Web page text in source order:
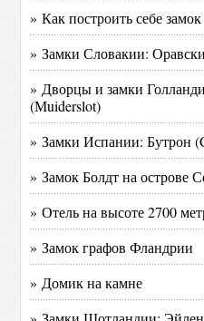
» Как построить себе замок
» Замки Словакии:
» Дворцы и замки
(Мuiderslot)
» Замки Испании: Бутрон
» Замок Болдт на острове
» Отель на высоте 2700
» Замок графов Фландрии
» Домик на камне